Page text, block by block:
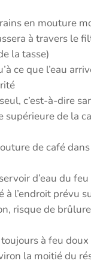
en mouture
à travers le
la tasse)
ce que l’eau
c’est-à-dire
supérieure de la
de café
d’eau du feu
l’endroit prévu
risque de
à feu
la moitié du